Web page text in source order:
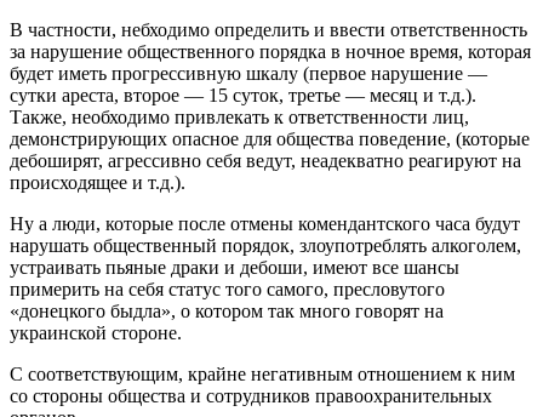
В частности, небходимо определить и ввести ответственность
за нарушение общественного порядка в ночное время, которая
будет иметь прогрессивную шкалу (первое нарушение —
сутки ареста, второе — 15 суток, третье — месяц и т.д.).
Также, необходимо привлекать к ответственности лиц,
демонстрирующих опасное для общества поведение, (которые
дебоширят, агрессивно себя ведут, неадекватно реагируют на
происходящее и т.д.).
Ну а люди, которые после отмены комендантского часа будут
нарушать общественный порядок, злоупотреблять алкоголем,
устраивать пьяные драки и дебоши, имеют все шансы
примерить на себя статус того самого, пресловутого
«донецкого быдла», о котором так много говорят на
украинской стороне.
С соответствующим, крайне негативным отношением к ним
со стороны общества и сотрудников правоохранительных